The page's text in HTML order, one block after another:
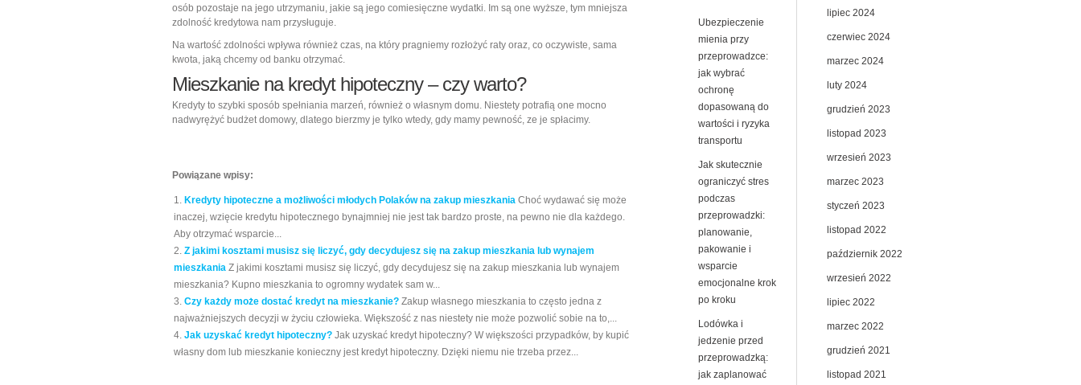
osób pozostaje na jego utrzymaniu, jakie są jego comiesięczne wydatki. Im są one wyższe, tym mniejsza
zdolność kredytowa nam przysługuje.
Na wartość zdolności wpływa również czas, na który pragniemy rozłożyć raty oraz, co oczywiste, sama
kwota, jaką chcemy od banku otrzymać.
Mieszkanie na kredyt hipoteczny – czy warto?
Kredyty to szybki sposób spełniania marzeń, również o własnym domu. Niestety potrafią one mocno
nadwyrężyć budżet domowy, dlatego bierzmy je tylko wtedy, gdy mamy pewność, ze je spłacimy.
Powiązane wpisy:
Kredyty hipoteczne a możliwości młodych Polaków na zakup mieszkania Choć wydawać się może
inaczej, wzięcie kredytu hipotecznego bynajmniej nie jest tak bardzo proste, na pewno nie dla każdego.
Aby otrzymać wsparcie...
Z jakimi kosztami musisz się liczyć, gdy decydujesz się na zakup mieszkania lub wynajem
mieszkania Z jakimi kosztami musisz się liczyć, gdy decydujesz się na zakup mieszkania lub wynajem
mieszkania? Kupno mieszkania to ogromny wydatek sam w...
Czy każdy może dostać kredyt na mieszkanie? Zakup własnego mieszkania to często jedna z
najważniejszych decyzji w życiu człowieka. Większość z nas niestety nie może pozwolić sobie na to,...
Jak uzyskać kredyt hipoteczny? Jak uzyskać kredyt hipoteczny? W większości przypadków, by kupić
własny dom lub mieszkanie konieczny jest kredyt hipoteczny. Dzięki niemu nie trzeba przez...
Ubezpieczenie
mienia przy
przeprowadzce:
jak wybrać
ochronę
dopasowaną do
wartości i ryzyka
transportu
Jak skutecznie
ograniczyć stres
podczas
przeprowadzki:
planowanie,
pakowanie i
wsparcie
emocjonalne krok
po kroku
Lodówka i
jedzenie przed
przeprowadzką:
jak zaplanować
lipiec 2024
czerwiec 2024
marzec 2024
luty 2024
grudzień 2023
listopad 2023
wrzesień 2023
marzec 2023
styczeń 2023
listopad 2022
październik 2022
wrzesień 2022
lipiec 2022
marzec 2022
grudzień 2021
listopad 2021